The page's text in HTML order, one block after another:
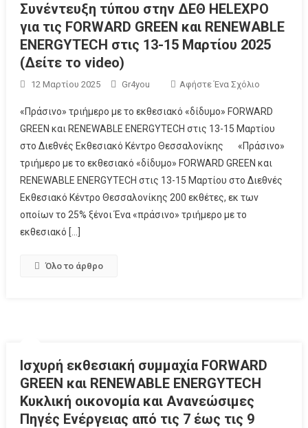
Συνέντευξη τύπου στην ΔΕΘ HELEXPO
για τις FORWARD GREEN και RENEWABLE
ENERGYTECH στις 13-15 Μαρτίου 2025
(Δείτε το video)
12 Μαρτίου 2025 Gr4you Αφήστε Ένα Σχόλιο
«Πράσινο» τριήμερο με το εκθεσιακό «δίδυμο» FORWARD
GREEN και RENEWABLE ENERGYTECH στις 13-15 Μαρτίου
στο Διεθνές Εκθεσιακό Κέντρο Θεσσαλονίκης «Πράσινο»
τριήμερο με το εκθεσιακό «δίδυμο» FORWARD GREEN και
RENEWABLE ENERGYTECH στις 13-15 Μαρτίου στο Διεθνές
Εκθεσιακό Κέντρο Θεσσαλονίκης 200 εκθέτες, εκ των
οποίων το 25% ξένοι Ένα «πράσινο» τριήμερο με το
εκθεσιακό […]
Όλο το άρθρο
Ισχυρή εκθεσιακή συμμαχία FORWARD
GREEN και RENEWABLE ENERGYTECH
Κυκλική οικονομία και Ανανεώσιμες
Πηγές Ενέργειας από τις 7 έως τις 9